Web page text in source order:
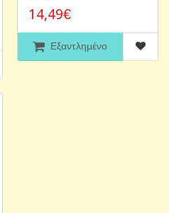
14,49€
Εξαντλημένο